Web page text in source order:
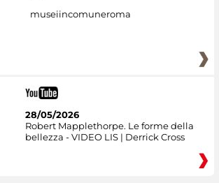
museiincomuneroma
28/05/2026
Robert Mapplethorpe. Le forme della
bellezza - VIDEO LIS | Derrick Cross